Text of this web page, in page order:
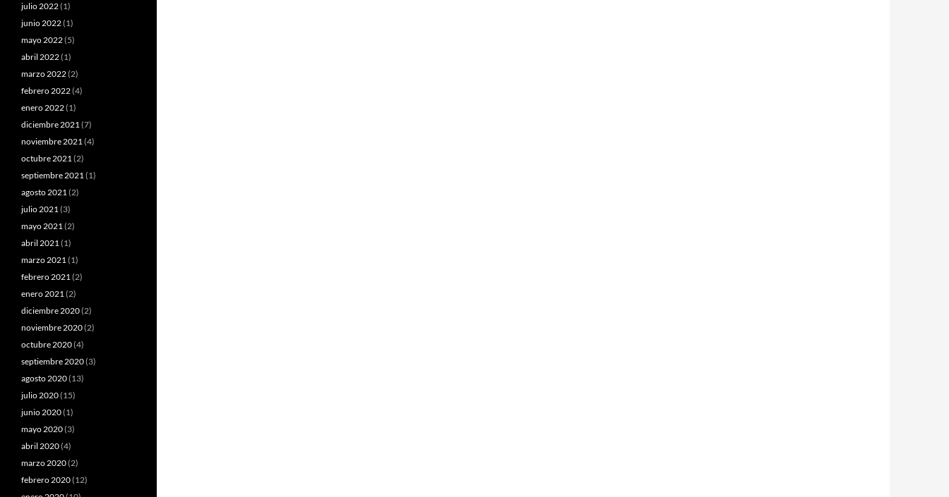
julio 2022(1)
junio 2022(1)
mayo 2022(5)
abril 2022(1)
marzo 2022(2)
febrero 2022(4)
enero 2022(1)
diciembre 2021(7)
noviembre 2021(4)
octubre 2021(2)
septiembre 2021(1)
agosto 2021(2)
julio 2021(3)
mayo 2021(2)
abril 2021(1)
marzo 2021(1)
febrero 2021(2)
enero 2021(2)
diciembre 2020(2)
noviembre 2020(2)
octubre 2020(4)
septiembre 2020(3)
agosto 2020(13)
julio 2020(15)
junio 2020(1)
mayo 2020(3)
abril 2020(4)
marzo 2020(2)
febrero 2020(12)